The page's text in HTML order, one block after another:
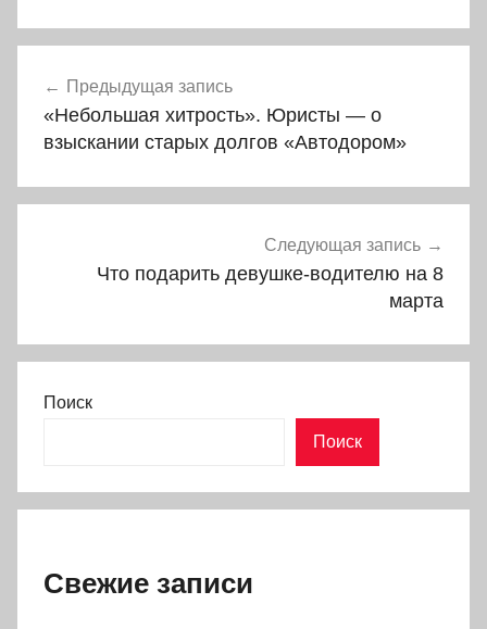
по
записям
Предыдущая запись
«Небольшая хитрость». Юристы — о
взыскании старых долгов «Автодором»
Следующая запись
Что подарить девушке-водителю на 8
марта
Поиск
Поиск
Свежие записи